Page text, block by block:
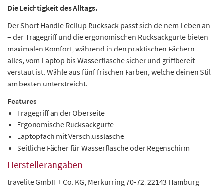
Die Leichtigkeit des Alltags.
Der Short Handle Rollup Rucksack passt sich deinem Leben an
– der Tragegriff und die ergonomischen Rucksackgurte bieten
maximalen Komfort, während in den praktischen Fächern
alles, vom Laptop bis Wasserflasche sicher und griffbereit
verstaut ist. Wähle aus fünf frischen Farben, welche deinen Stil
am besten unterstreicht.
Features
Tragegriff an der Oberseite
Ergonomische Rucksackgurte
Laptopfach mit Verschlusslasche
Seitliche Fächer für Wasserflasche oder Regenschirm
Herstellerangaben
travelite GmbH + Co. KG, Merkurring 70-72, 22143 Hamburg